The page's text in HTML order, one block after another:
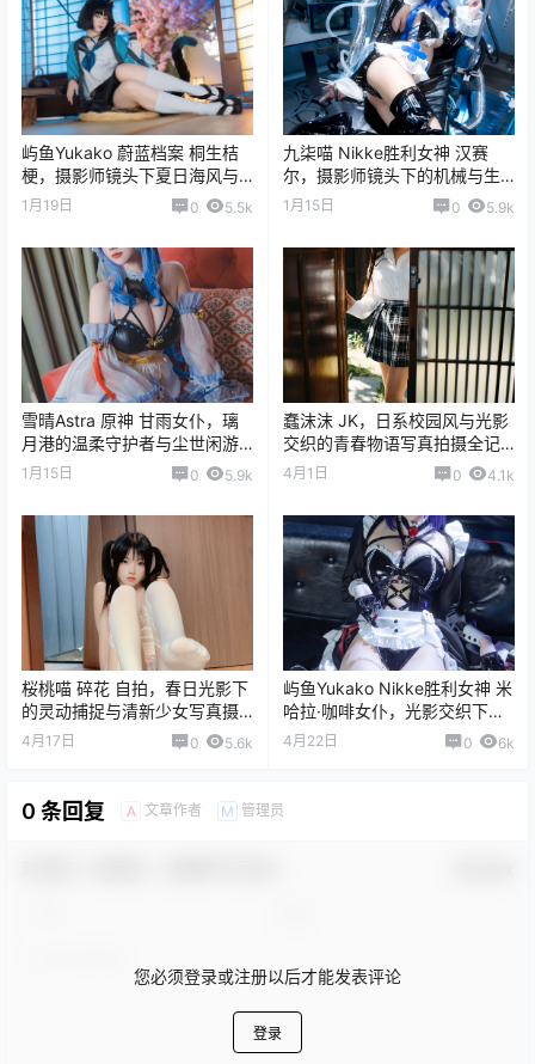
屿鱼Yukako 蔚蓝档案 桐生桔
梗，摄影师镜头下夏日海风与
学院制服的浪漫邂逅
1月19日 0 5.5k
九柒喵 Nikke胜利女神 汉赛
尔，摄影师镜头下的机械与生
命交织的绝美诗篇
1月15日 0 5.9k
雪晴Astra 原神 甘雨女仆，璃
月港的温柔守护者与尘世闲游
的绝美瞬间
1月15日 0 5.9k
蠢沫沫 JK，日系校园风与光影
交织的青春物语写真拍摄全记
录
4月1日 0 4.1k
桜桃喵 碎花 自拍，春日光影下
的灵动捕捉与清新少女写真摄
影故事全记录
4月17日 0 5.6k
屿鱼Yukako Nikke胜利女神 米
哈拉·咖啡女仆，光影交织下的
虚拟角色真人化摄影全记录
4月22日 0 6k
0 条回复 A 文章作者 M 管理员
您必须登录或注册以后才能发表评论
登录